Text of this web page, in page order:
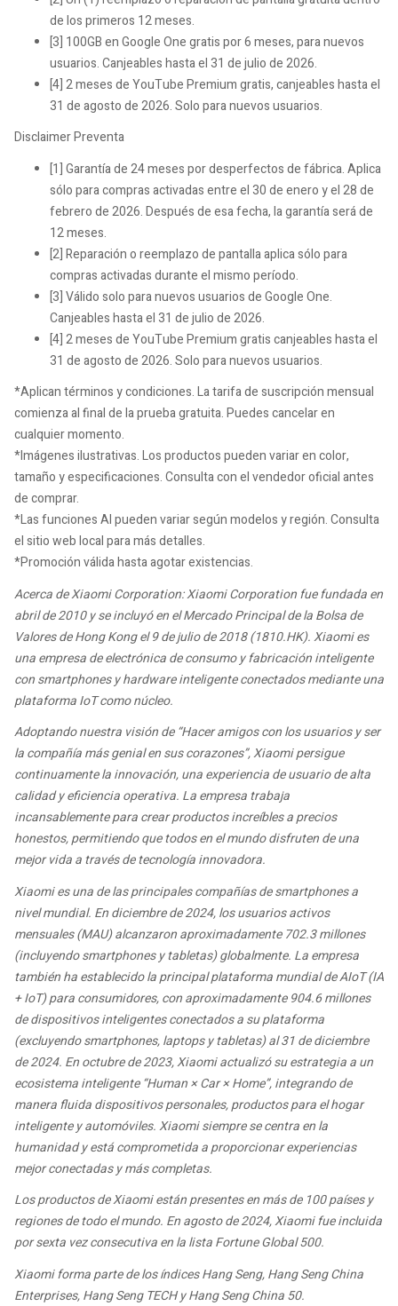
de los primeros 12 meses.
[3] 100GB en Google One gratis por 6 meses, para nuevos
usuarios. Canjeables hasta el 31 de julio de 2026.
[4] 2 meses de YouTube Premium gratis, canjeables hasta el
31 de agosto de 2026. Solo para nuevos usuarios.
Disclaimer Preventa
[1] Garantía de 24 meses por desperfectos de fábrica. Aplica
sólo para compras activadas entre el 30 de enero y el 28 de
febrero de 2026. Después de esa fecha, la garantía será de
12 meses.
[2] Reparación o reemplazo de pantalla aplica sólo para
compras activadas durante el mismo período.
[3] Válido solo para nuevos usuarios de Google One.
Canjeables hasta el 31 de julio de 2026.
[4] 2 meses de YouTube Premium gratis canjeables hasta el
31 de agosto de 2026. Solo para nuevos usuarios.
*Aplican términos y condiciones. La tarifa de suscripción mensual
comienza al final de la prueba gratuita. Puedes cancelar en
cualquier momento.
*Imágenes ilustrativas. Los productos pueden variar en color,
tamaño y especificaciones. Consulta con el vendedor oficial antes
de comprar.
*Las funciones AI pueden variar según modelos y región. Consulta
el sitio web local para más detalles.
*Promoción válida hasta agotar existencias.
Acerca de Xiaomi Corporation:Xiaomi Corporation fue fundada en
abril de 2010 y se incluyó en el Mercado Principal de la Bolsa de
Valores de Hong Kong el 9 de julio de 2018 (1810.HK). Xiaomi es
una empresa de electrónica de consumo y fabricación inteligente
con smartphones y hardware inteligente conectados mediante una
plataforma IoT como núcleo.
Adoptando nuestra visión de “Hacer amigos con los usuarios y ser
la compañía más genial en sus corazones”, Xiaomi persigue
continuamente la innovación, una experiencia de usuario de alta
calidad y eficiencia operativa. La empresa trabaja
incansablemente para crear productos increíbles a precios
honestos, permitiendo que todos en el mundo disfruten de una
mejor vida a través de tecnología innovadora.
Xiaomi es una de las principales compañías de smartphones a
nivel mundial. En diciembre de 2024, los usuarios activos
mensuales (MAU) alcanzaron aproximadamente 702.3 millones
(incluyendo smartphones y tabletas) globalmente. La empresa
también ha establecido la principal plataforma mundial de AIoT (IA
+ IoT) para consumidores, con aproximadamente 904.6 millones
de dispositivos inteligentes conectados a su plataforma
(excluyendo smartphones, laptops y tabletas) al 31 de diciembre
de 2024. En octubre de 2023, Xiaomi actualizó su estrategia a un
ecosistema inteligente “Human × Car × Home”, integrando de
manera fluida dispositivos personales, productos para el hogar
inteligente y automóviles. Xiaomi siempre se centra en la
humanidad y está comprometida a proporcionar experiencias
mejor conectadas y más completas.
Los productos de Xiaomi están presentes en más de 100 países y
regiones de todo el mundo. En agosto de 2024, Xiaomi fue incluida
por sexta vez consecutiva en la lista Fortune Global 500.
Xiaomi forma parte de los índices Hang Seng, Hang Seng China
Enterprises, Hang Seng TECH y Hang Seng China 50.